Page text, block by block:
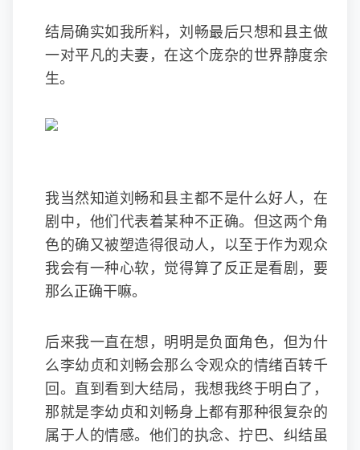
结局确实如我所料，刘畅最后只想和县主做
一对平凡的夫妻，在这个庞杂的世界静度余
生。
我当然知道刘畅和县主都不是什么好人，在
剧中，他们代表着某种不正确。但这两个角
色的确又被塑造得很动人，以至于作为观众
我会有一种心软，觉得算了反正是看剧，要
那么正确干嘛。
后来我一直在想，明明是负面角色，但为什
么李幼贞和刘畅会那么令观众的情绪百转千
回。直到看到大结局，我想我终于明白了，
那就是李幼贞和刘畅身上都有那种很复杂的
属于人的情感。他们的执念、拧巴、纠结虽